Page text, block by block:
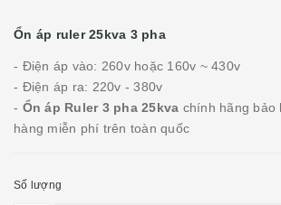
Ổn áp ruler 25kva 3 pha
- Điện áp vào: 260v hoặc 160v ~ 430v
- Điện áp ra: 220v - 380v
- Ổn áp Ruler 3 pha 25kva chính hãng bảo
hàng miễn phí trên toàn quốc
Số lượng